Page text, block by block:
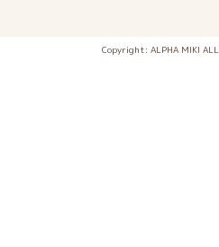
Copyright: ALPHA MIKI ALL